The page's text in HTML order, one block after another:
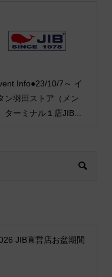
Info●23/10/7～ イ
ン羽田ストア（メン
ターミナル１店JIB...
JIB直営店お盆期間